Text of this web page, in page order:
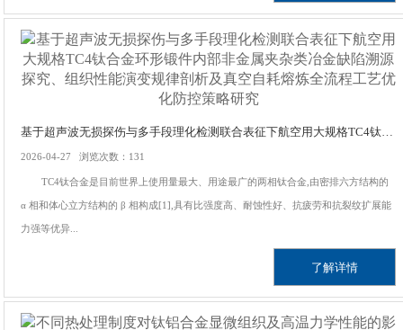
基于超声波无损探伤与多手段理化检测联合表征下航空用大规格TC4钛合金环形锻件内部非金属夹杂类冶金缺陷溯源探究、组织性能演变规律剖析及真空自耗熔炼全流程工艺优化防控策略研究
2026-04-27 浏览次数：131
TC4钛合金是目前世界上使用量最大、用途最广的两相钛合金,由密排六方结构的
α 相和体心立方结构的 β 相构成[1],具有比强度高、耐蚀性好、抗疲劳和抗裂纹扩展能
力强等优异...
了解详情